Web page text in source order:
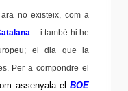
no existeix, com a
— i també hi he
el dia que la
Per a compondre el
assenyala el BOE